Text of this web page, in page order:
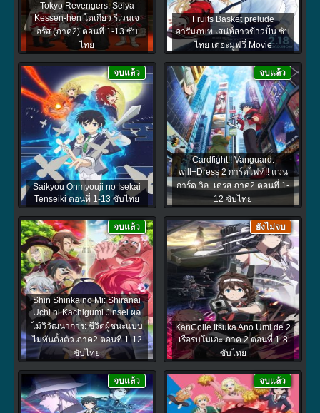
Tokyo Revengers: Seiya
Kessen-hen โตเกียว รีเวนเจ
อร์ส (ภาค2) ตอนที่ 1-13 ซับ
ไทย
Fruits Basket prelude
อารัมภบท เสน่ห์สาวข้าวปั้น ซับ
ไทย เดอะมูฟวี่ Movie
Saikyou Onmyouji no Isekai
Tenseiki ตอนที่ 1-13 ซับไทย
จบแล้ว
Cardfight!! Vanguard:
will+Dress 2 การ์ดไฟท์!! แวน
การ์ด วิล+เดรส ภาค2 ตอนที่ 1-
12 ซับไทย
จบแล้ว
Shin Shinka no Mi: Shiranai
Uchi ni Kachigumi Jinsei ผล
ไม้วิวัฒนาการ: ชีวิตผู้ชนะแบบ
ไม่ทันตั้งตัว ภาค2 ตอนที่ 1-12
ซับไทย
จบแล้ว
KanColle Itsuka Ano Umi de 2
เรือรบโมเอะ ภาค 2 ตอนที่ 1-8
ซับไทย
ยังไม่จบ
จบแล้ว จบแล้ว